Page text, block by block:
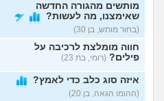
מותשים מהגורה החדשה
שאימצנו, מה לעשות?
(בחור מותש, בן 30)
חווה מומלצת לרכיבה על
פילים? (רומי, בת 23)
איזה סוג כלב כדי לאמץ?
(ההומו הגאה, בן 20)